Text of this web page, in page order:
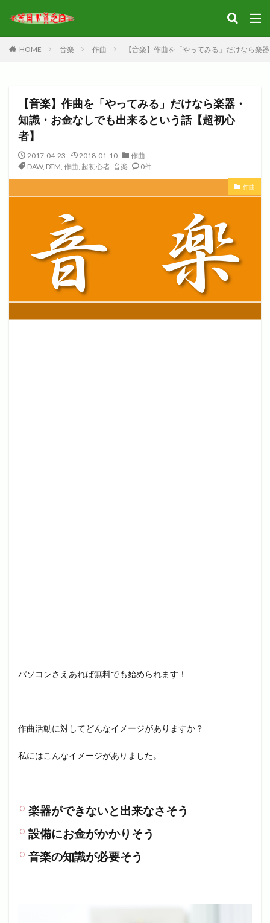
HOME 音楽 作曲 【音楽】作曲を「やってみる」だけなら楽
【音楽】作曲を「やってみる」だけなら楽器・
知識・お金なしでも出来るという話【超初心
者】
2017-04-23 2018-01-10
作曲
DAW, DTM, 作曲, 超初心者, 音楽 0件
作曲
パソコンさえあれば無料でも始められます！
作曲活動に対してどんなイメージがありますか？
私にはこんなイメージがありました。
楽器ができないと出来なさそう
設備にお金がかかりそう
音楽の知識が必要そう